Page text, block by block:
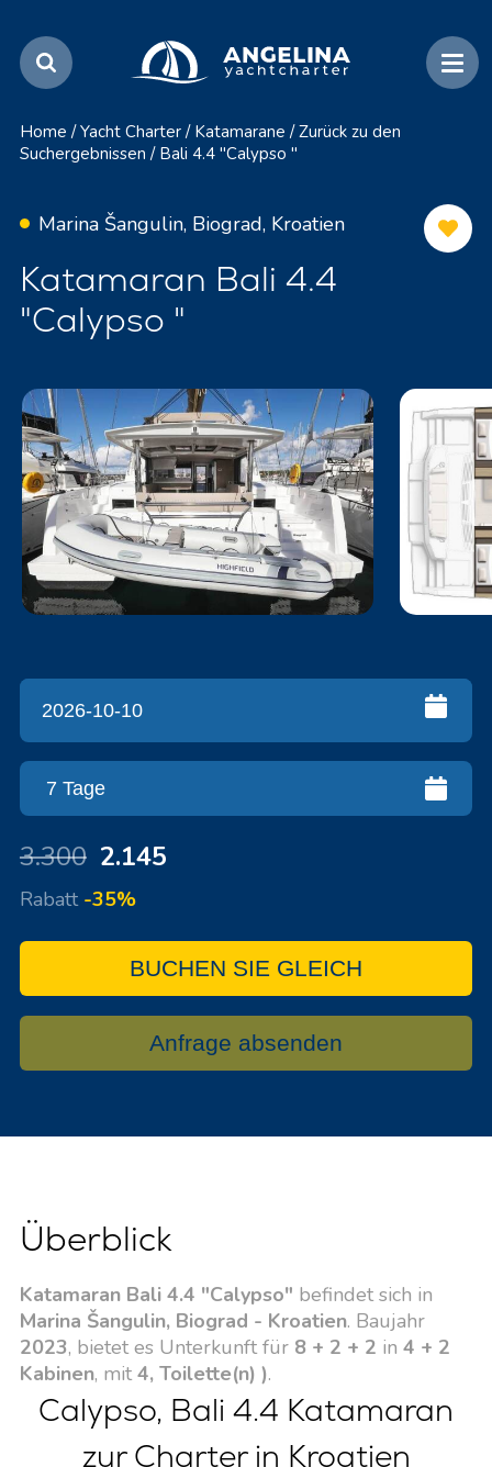
Home / Yacht Charter / Katamarane / Zurück zu den
Suchergebnissen / Bali 4.4 "Calypso "
Marina Šangulin, Biograd, Kroatien
Katamaran Bali 4.4
"Calypso "
3.300 2.145
Rabatt -35%
BUCHEN SIE GLEICH
Anfrage absenden
Überblick
Katamaran Bali 4.4 "Calypso" befindet sich in
Marina Šangulin, Biograd - Kroatien. Baujahr
2023, bietet es Unterkunft für 8 + 2 + 2 in 4 + 2
Kabinen, mit 4, Toilette(n) ).
Calypso, Bali 4.4 Katamaran
zur Charter in Kroatien